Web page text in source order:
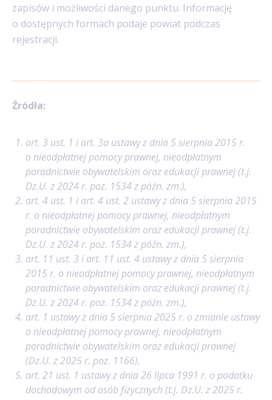
zapisów i możliwości danego punktu. Informację
o dostępnych formach podaje powiat podczas
rejestracji.
Źródła:
art. 3 ust. 1 i art. 3a ustawy z dnia 5 sierpnia 2015 r.
o nieodpłatnej pomocy prawnej, nieodpłatnym
poradnictwie obywatelskim oraz edukacji prawnej (t.j.
Dz.U. z 2024 r. poz. 1534 z późn. zm.),
art. 4 ust. 1 i art. 4 ust. 2 ustawy z dnia 5 sierpnia 2015
r. o nieodpłatnej pomocy prawnej, nieodpłatnym
poradnictwie obywatelskim oraz edukacji prawnej (t.j.
Dz.U. z 2024 r. poz. 1534 z późn. zm.),
art. 11 ust. 3 i art. 11 ust. 4 ustawy z dnia 5 sierpnia
2015 r. o nieodpłatnej pomocy prawnej, nieodpłatnym
poradnictwie obywatelskim oraz edukacji prawnej (t.j.
Dz.U. z 2024 r. poz. 1534 z późn. zm.),
art. 1 ustawy z dnia 5 sierpnia 2025 r. o zmianie ustawy
o nieodpłatnej pomocy prawnej, nieodpłatnym
poradnictwie obywatelskim oraz edukacji prawnej
(Dz.U. z 2025 r. poz. 1166),
art. 21 ust. 1 ustawy z dnia 26 lipca 1991 r. o podatku
dochodowym od osób fizycznych (t.j. Dz.U. z 2025 r.